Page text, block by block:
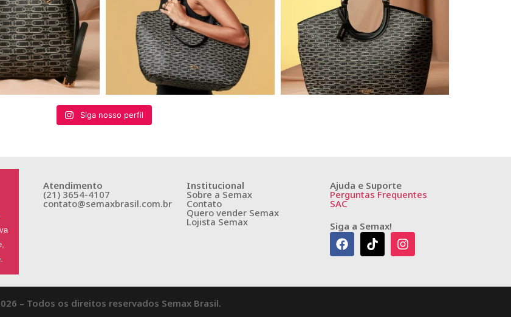
Siga nosso perfil
Atendimento
(21) 3654-4107
contato@semaxbrasil.com.br
Institucional
Sobre a Semax
Contato
Quero vender Semax
Lojista Semax
Ajuda e Suporte
Perguntas Frequentes
SAC
Siga a Semax!
– Todos os direitos reservados Semax Brasil.